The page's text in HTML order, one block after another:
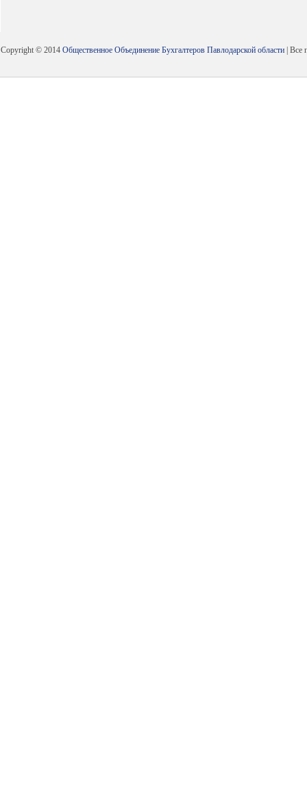
Copyright © 2014 Общественное Объединение Бухгалтеров Павлодарской области | Все